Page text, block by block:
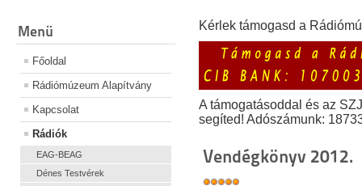
Menü
Főoldal
Rádiómúzeum Alapítvány
Kapcsolat
Rádiók
EAG-BEAG
Dénes Testvérek
Kérlek támogasd a
A támogatásoddal és az
segíted! Adószámunk:
Vendégkönyv 2012.